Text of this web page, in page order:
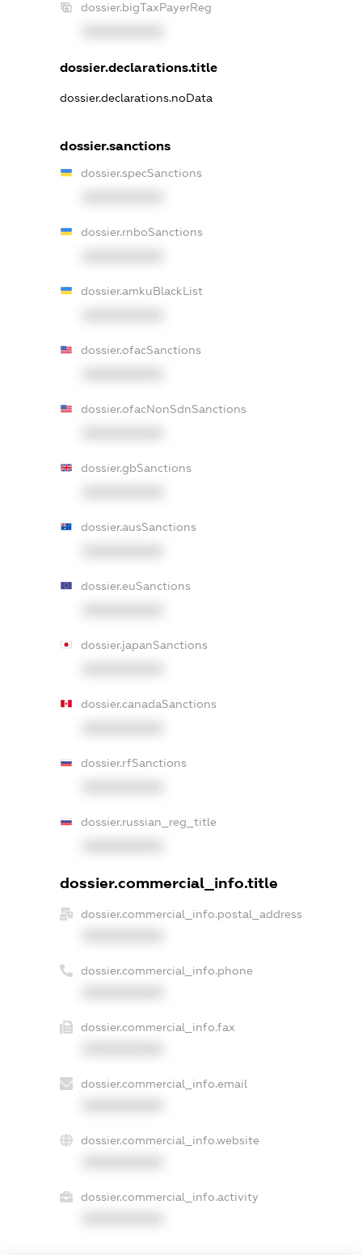
dossier.bigTaxPayerReg
dossier.declarations.title
dossier.declarations.noData
dossier.sanctions
dossier.specSanctions
dossier.rnboSanctions
dossier.amkuBlackList
dossier.ofacSanctions
dossier.ofacNonSdnSanctions
dossier.gbSanctions
dossier.ausSanctions
dossier.euSanctions
dossier.japanSanctions
dossier.canadaSanctions
dossier.rfSanctions
dossier.russian_reg_title
dossier.commercial_info.title
dossier.commercial_info.postal_address
dossier.commercial_info.phone
dossier.commercial_info.fax
dossier.commercial_info.email
dossier.commercial_info.website
dossier.commercial_info.activity